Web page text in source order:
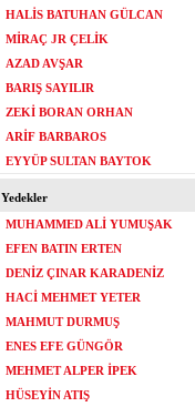
HALİS BATUHAN GÜLCAN
MİRAÇ JR ÇELİK
AZAD AVŞAR
BARIŞ SAYILIR
ZEKİ BORAN ORHAN
ARİF BARBAROS
EYYÜP SULTAN BAYTOK
Yedekler
MUHAMMED ALİ YUMUŞAK
EFEN BATIN ERTEN
DENİZ ÇINAR KARADENİZ
HACİ MEHMET YETER
MAHMUT DURMUŞ
ENES EFE GÜNGÖR
MEHMET ALPER İPEK
HÜSEYİN ATIŞ